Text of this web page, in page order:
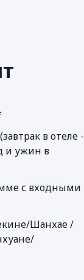
в отеле -
и ужин в
с входными
Шанхае /